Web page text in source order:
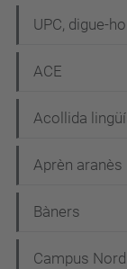
UPC, digue-
ACE
Acollida
Aprèn aranès
Bàners
Campus